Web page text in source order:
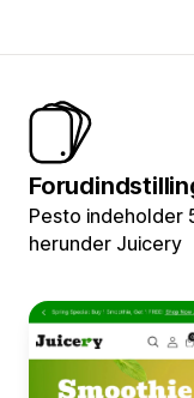
Pesto indeholder
herunder Juicery